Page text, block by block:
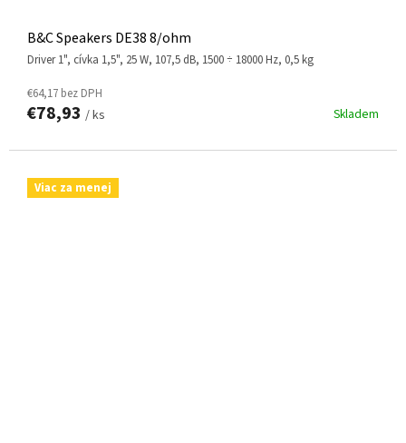
B&C Speakers DE38 8/ohm
driver 1", cívka 1,5", 25 W, 107,5 dB, 1500 ÷ 18000 Hz, 0,5 kg
Skladem
€64,17 bez DPH
€78,93 / ks
Viac za menej